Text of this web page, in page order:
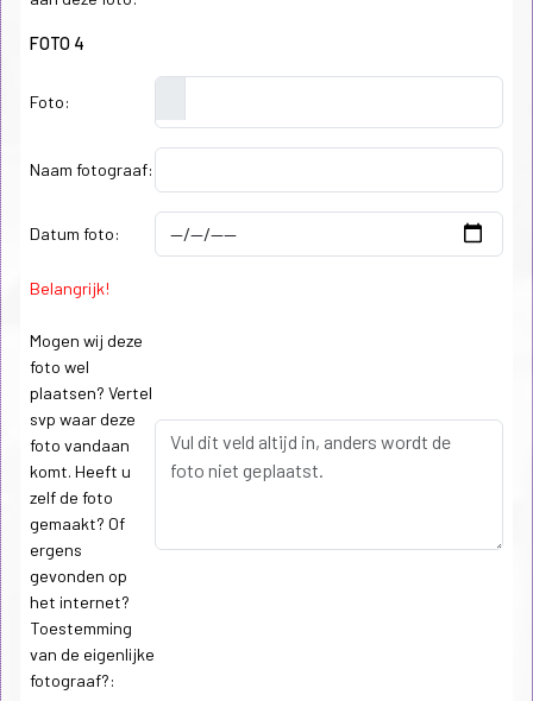
FOTO 4
Foto:
Naam fotograaf:
Datum foto:
Belangrijk!
Mogen wij deze
foto wel
plaatsen? Vertel
svp waar deze
foto vandaan
komt. Heeft u
zelf de foto
gemaakt? Of
ergens
gevonden op
het internet?
Toestemming
van de eigenlijke
fotograaf?: